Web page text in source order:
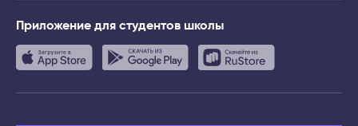
Приложение для студентов школы